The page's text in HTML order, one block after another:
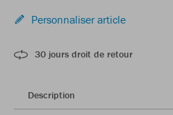
Personnaliser article
30 jours droit de retour
Description